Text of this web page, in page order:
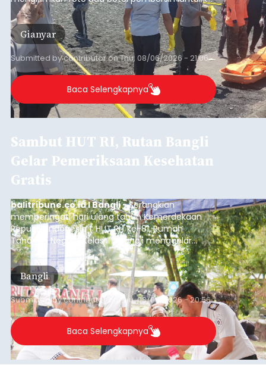
istrinya.
Gianyar
Submitted bycontributoronThu, 08/06/2026 - 21:06
Baca Selengkapnya
Sambut HUT RI, Rutan Bangli
Gelar Pemeriksaan Kesehatan
Gratis
balitribune.co.id I Bangli -Serangkian
memperingati hari ulang tahun Kemerdekaan
Republik Indonesia ( HUT RI) ke-81, Rumah
Tahanan Negara Kelas II B Bangli menggelar
kegiatan pemeriksaan kesehatan gratis, Rabu
(6/8/2026).
Bangli
Submitted bycontributor Thu, 08/06/2026 - 20:56
Baca Selengkapnya